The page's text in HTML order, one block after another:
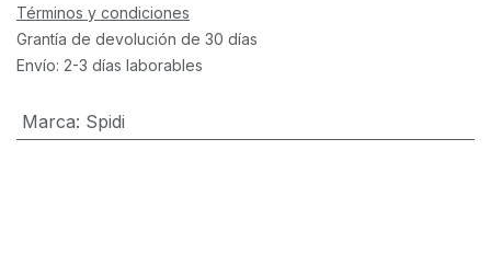
Términos y condiciones
Grantía de devolución de 30 días
Envío: 2-3 días laborables
Marca: Spidi